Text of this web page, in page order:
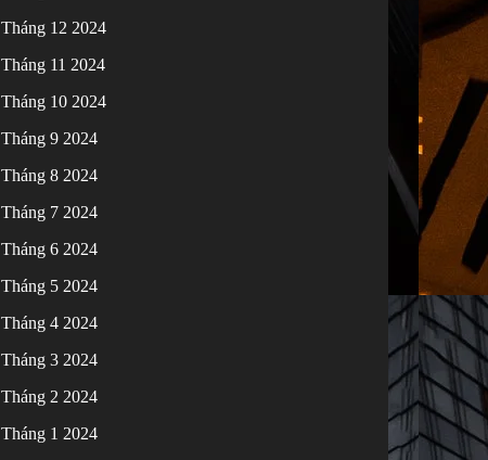
Tháng 12 2024
Tháng 11 2024
Tháng 10 2024
Tháng 9 2024
Tháng 8 2024
Tháng 7 2024
Tháng 6 2024
Tháng 5 2024
Tháng 4 2024
Tháng 3 2024
Tháng 2 2024
Tháng 1 2024